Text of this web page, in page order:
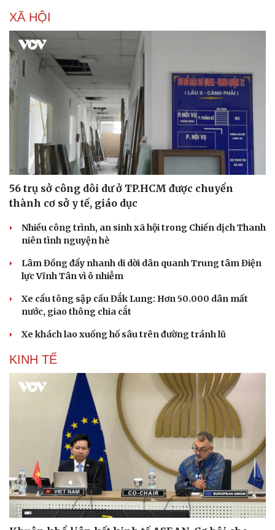
Văn hóa
Sân khấu - Điện ảnh
Văn học
Âm nhạc
Giải trí
Nghệ sĩ
Thời trang
XÃ HỘI
56 trụ sở công dôi dư ở TP.HCM được chuyển
thành cơ sở y tế, giáo dục
Nhiều công trình, an sinh xã hội trong Chiến dịch Thanh
niên tình nguyện hè
Lâm Đồng đẩy nhanh di dời dân quanh Trung tâm Điện
lực Vĩnh Tân vì ô nhiễm
Xe cẩu tông sập cầu Đắk Lung: Hơn 50.000 dân mất
nước, giao thông chia cắt
Xe khách lao xuống hố sâu trên đường tránh lũ
KINH TẾ